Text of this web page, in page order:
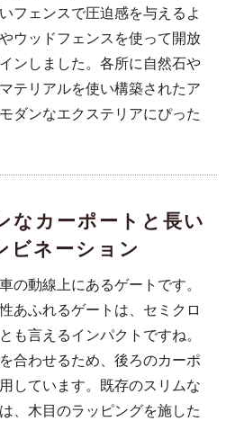
フェンスで圧迫感を与えるよ
ウッドフェンスを使って開放
ンしました。各所に自然石や
テリアルを使い構築されたア
ダンなエクステリアにぴった
なカーポートと長い
ビネーション
の動線上にあるゲートです。
あふれるゲートは、セミクロ
も言えるインパクトですね。
合わせるため、後ろのカーポ
しています。既存のスリムな
、木目のラッピングを施した